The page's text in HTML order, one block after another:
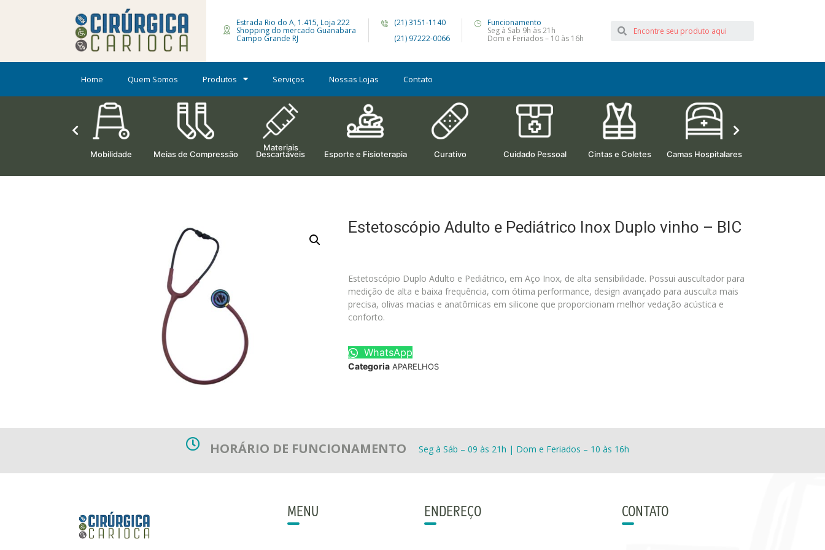
Estrada Rio do A, 1.415, Loja 222
Shopping do mercado Guanabara
Campo Grande RJ
(21) 3151-1140
(21) 97222-0066
Funcionamento
Seg à Sab 9h às 21h
Dom e Feriados – 10 às 16h
Home Quem Somos Produtos Serviços Nossas Lojas Contato
Mobilidade Meias de Compressão
Materiais
Descartáveis Esporte e Fisioterapia Curativo Cuidado Pessoal Cintas e Coletes Camas Hospitalares
Estetoscópio Adulto e Pediátrico Inox Duplo vinho – BIC
Estetoscópio Duplo Adulto e Pediátrico, em Aço Inox, de alta sensibilidade. Possui auscultador para
medição de alta e baixa frequência, com ótima performance, design avançado para ausculta mais
precisa, olivas macias e anatômicas em silicone que proporcionam melhor vedação acústica e
conforto.
WhatsApp
Categoria APARELHOS
HORÁRIO DE FUNCIONAMENTO Seg à Sáb – 09 às 21h | Dom e Feriados – 10 às 16h
MENU ENDEREÇO CONTATO